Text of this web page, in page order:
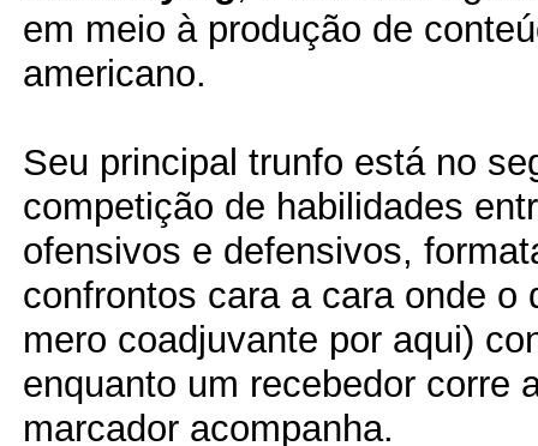
em meio à produção de
americano.
Seu principal trunfo está no
competição de habilidades
ofensivos e defensivos,
confrontos cara a cara onde o
mero coadjuvante por aqui)
enquanto um recebedor corre
marcador acompanha.